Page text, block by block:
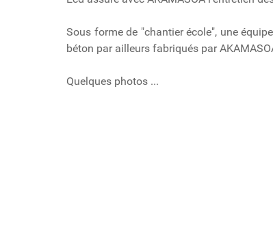
Sous forme de "chantier école", une
béton par ailleurs fabriqués par
Quelques photos ...